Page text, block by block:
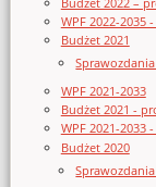
WPF 2022-2035
Budżet 2021
Sprawozdania
WPF 2021-2033
Budżet 2021 -
WPF 2021-2033
Budżet 2020